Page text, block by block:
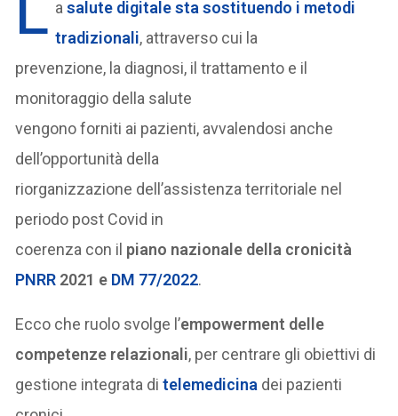
L a salute digitale sta sostituendo i metodi
tradizionali, attraverso cui la
prevenzione, la diagnosi, il trattamento e il
monitoraggio della salute
vengono forniti ai pazienti, avvalendosi anche
dell’opportunità della
riorganizzazione dell’assistenza territoriale nel
periodo post Covid in
coerenza con il piano nazionale della cronicità
PNRR 2021 e DM 77/2022.
Ecco che ruolo svolge l’empowerment delle
competenze relazionali, per centrare gli obiettivi di
gestione integrata ditelemedicina dei pazienti